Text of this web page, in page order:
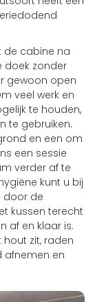
de cabine na
doek zonder
gewoon open
veel werk en
te houden,
te gebruiken.
en een om
een sessie
verder af te
kunt u bij
door de
kussen terecht
af ​​en klaar is.
hout zit, raden
afnemen en